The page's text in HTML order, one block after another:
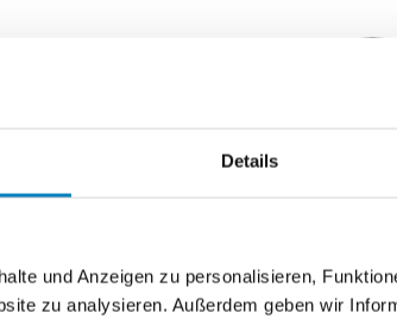
Details
und Anzeigen zu personalisieren,
zu analysieren. Außerdem geben wir
Dosierlösungen &